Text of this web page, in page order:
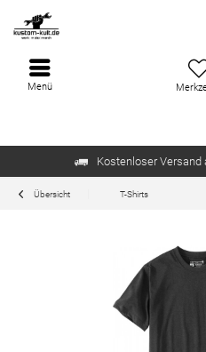
Kostenloser Versand
Menü
Übersicht T-Shirts